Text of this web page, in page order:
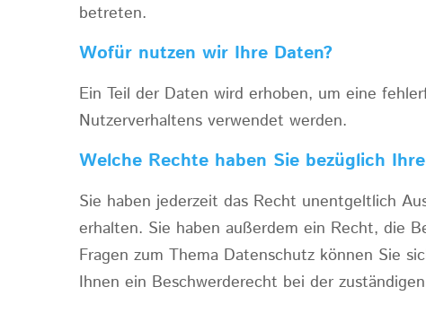
betreten.
Wofür nutzen wir Ihre Daten?
Ein Teil der Daten wird erhoben, um eine
Nutzerverhaltens verwendet werden.
Welche Rechte haben Sie bezüglich
Sie haben jederzeit das Recht unentgeltlich
erhalten. Sie haben außerdem ein Recht, die
Fragen zum Thema Datenschutz können Sie
Ihnen ein Beschwerderecht bei der